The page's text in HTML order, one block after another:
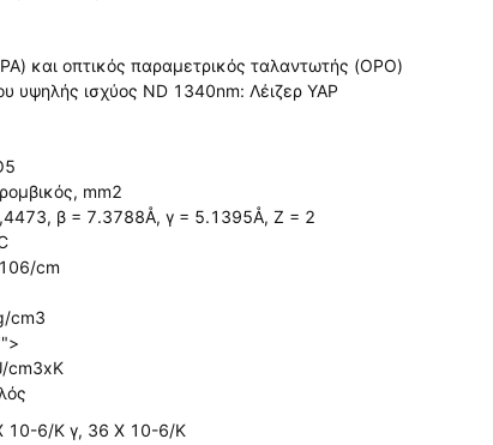
και οπτικός παραμετρικός ταλαντωτής (OPO)
υψηλής ισχύος ND 1340nm: Λέιζερ YAP
mm2
β = 7.3788Å, γ = 5.1395Å, Ζ = 2
cm
cm3
cm3xK
10-6/K γ, 36 Χ 10-6/K